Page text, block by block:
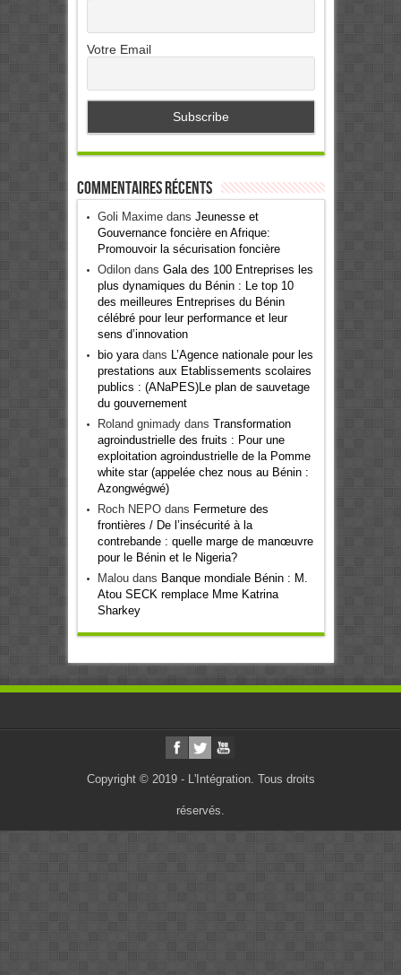
Votre Email
Commentaires récents
Goli Maximedans Jeunesse et
Gouvernance foncière en Afrique:
Promouvoir la sécurisation foncière
Odilondans Gala des 100 Entreprises les
plus dynamiques du Bénin : Le top 10
des meilleures Entreprises du Bénin
célébré pour leur performance et leur
sens d’innovation
bio yaradans
L’Agence nationale pour les
prestations aux Etablissements scolaires
publics : (ANaPES)Le plan de sauvetage
du gouvernement
Roland gnimadydans Transformation
agroindustrielle des fruits : Pour une
exploitation agroindustrielle de la Pomme
white star (appelée chez nous au Bénin :
Azongwégwé)
Roch NEPOdans Fermeture des
frontières / De l’insécurité à la
contrebande : quelle marge de manœuvre
pour le Bénin et le Nigeria?
Maloudans Banque mondiale Bénin : M.
Atou SECK remplace Mme Katrina
Sharkey
Copyright © 2019 - L'Intégration. Tous droits
réservés.